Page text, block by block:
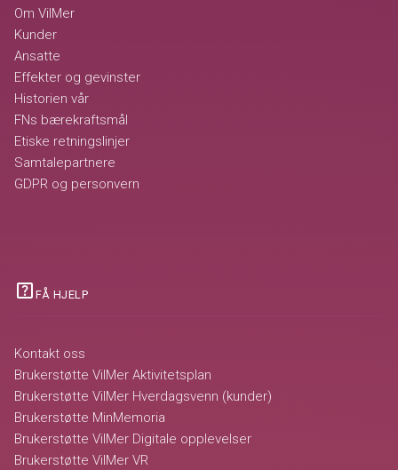
Om VilMer
Kunder
Ansatte
Effekter og gevinster
Historien vår
FNs bærekraftsmål
Etiske retningslinjer
Samtalepartnere
GDPR og personvern
help_center FÅ HJELP
Kontakt oss
Brukerstøtte VilMer Aktivitetsplan
Brukerstøtte VilMer Hverdagsvenn (kunder)
Brukerstøtte MinMemoria
Brukerstøtte VilMer Digitale opplevelser
Brukerstøtte VilMer VR